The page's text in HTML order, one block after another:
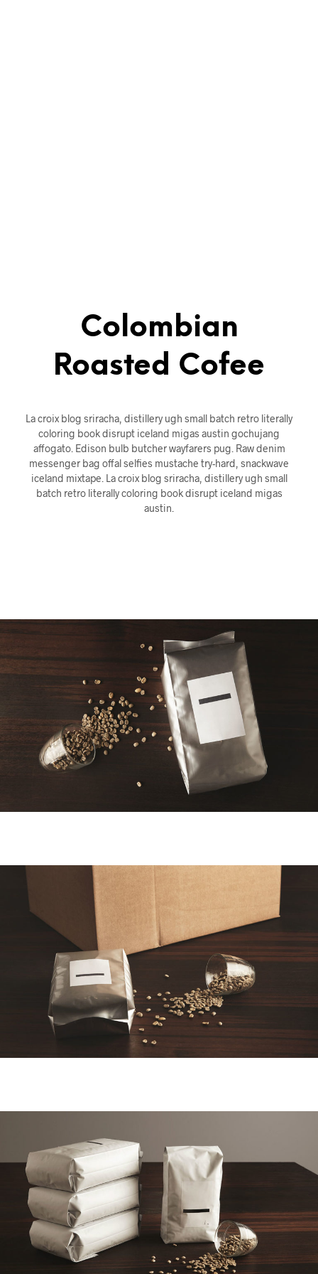
Colombian
Roasted Cofee
La croix blog sriracha, distillery ugh small batch retro literally
coloring book disrupt iceland migas austin gochujang
affogato. Edison bulb butcher wayfarers pug. Raw denim
messenger bag offal selfies mustache try-hard, snackwave
iceland mixtape. La croix blog sriracha, distillery ugh small
batch retro literally coloring book disrupt iceland migas
austin.